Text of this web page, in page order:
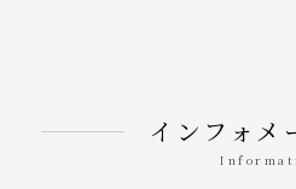
インフォメ